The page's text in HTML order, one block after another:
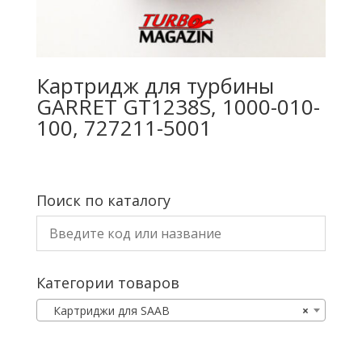
Картридж для турбины
GARRET GT1238S, 1000-010-
100, 727211-5001
Поиск по каталогу
Категории товаров
×
Картриджи для SAAB